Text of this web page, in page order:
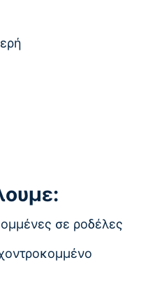
σε ροδέλες